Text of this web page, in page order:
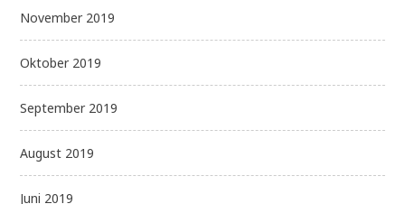
November 2019
Oktober 2019
September 2019
August 2019
Juni 2019